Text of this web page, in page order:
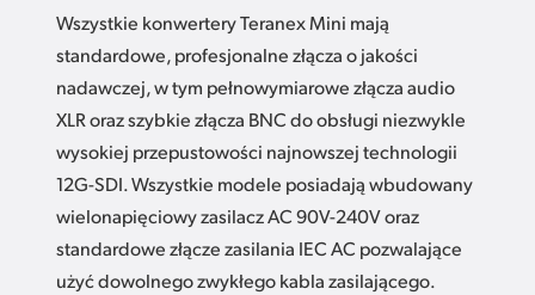
Wszystkie konwertery Teranex Mini mają
standardowe, profesjonalne złącza o jakości
nadawczej, w tym pełnowymiarowe złącza audio
XLR oraz szybkie złącza BNC do obsługi niezwykle
wysokiej przepustowości najnowszej technologii
12G-SDI. Wszystkie modele posiadają wbudowany
wielonapięciowy zasilacz AC 90V-240V oraz
standardowe złącze zasilania IEC AC pozwalające
użyć dowolnego zwykłego kabla zasilającego.